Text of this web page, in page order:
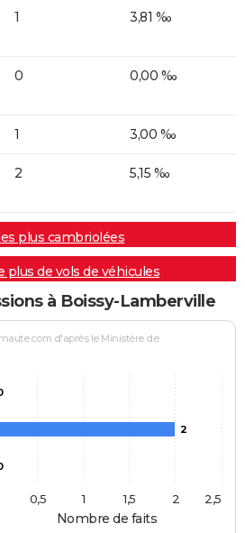
1 3,81 ‰
0 0,00 ‰
1 3,00 ‰
2 5,15 ‰
plus cambriolées
plus de vols de véhicules
à Boissy-Lamberville
Nombre de faits
d'après le Ministère de
2
0,5 1 1,5 2 2,5